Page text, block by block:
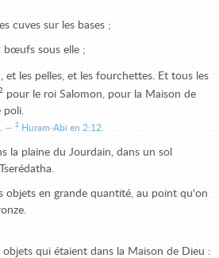
cuves sur les bases ;
bœufs sous elle ;
, et les pelles, et les fourchettes. Et tous les
pour le roi Salomon, pour la Maison de
poli.
2 Huram-Abi en 2:12.
la plaine du Jourdain, dans un sol
objets en grande quantité, au point qu'on
qui étaient dans la Maison de Dieu :